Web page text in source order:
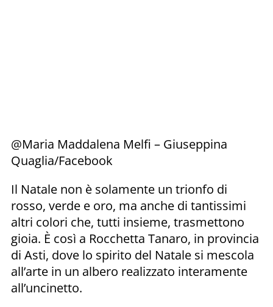
@Maria Maddalena Melfi – Giuseppina
Quaglia/Facebook
Il Natale non è solamente un trionfo di
rosso, verde e oro, ma anche di tantissimi
altri colori che, tutti insieme, trasmettono
gioia. È così a Rocchetta Tanaro, in provincia
di Asti, dove lo spirito del Natale si mescola
all’arte in un albero realizzato interamente
all’uncinetto.